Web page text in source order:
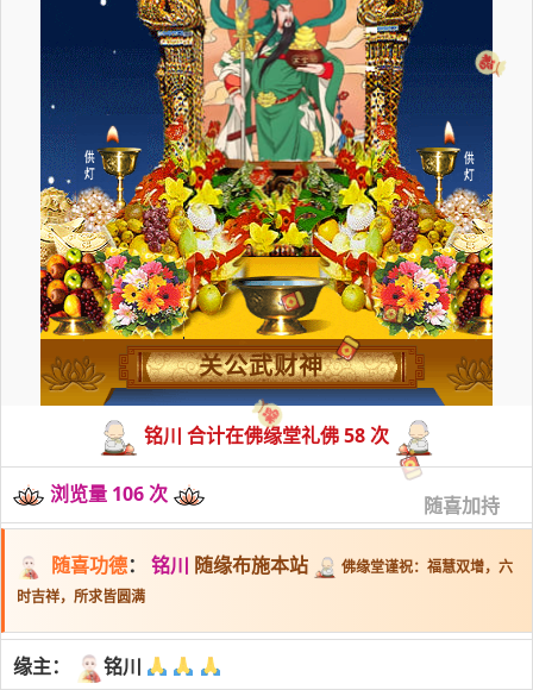
关公武财神
铭川 合计在佛缘堂礼佛 58 次
浏览量 106 次 随喜加持
随喜功德： 铭川 随缘布施本站
佛缘堂谨祝：福慧双增，六
时吉祥，所求皆圆满
缘主：
铭川